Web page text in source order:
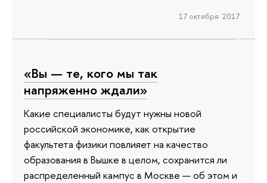
17 октября 2017
«Вы — те, кого мы так
напряженно ждали»
Какие специалисты будут нужны новой
российской экономике, как открытие
факультета физики повлияет на качество
образования в Вышке в целом, сохранится ли
распределенный кампус в Москве — об этом и